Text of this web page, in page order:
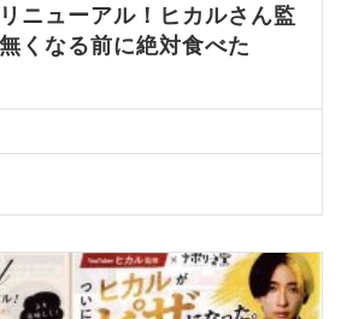
ニューアル！ヒカルさん監
くなる前に絶対食べた